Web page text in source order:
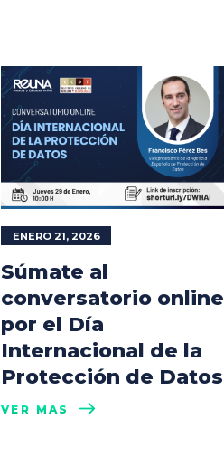
ENERO 21, 2026
Súmate al
conversatorio online
por el Día
Internacional de la
Protección de Datos
VER MÁS